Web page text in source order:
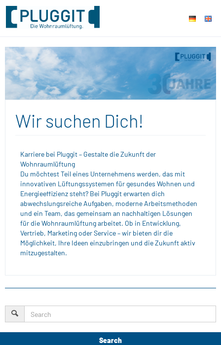
Wir suchen Dich!
Karriere bei Pluggit – Gestalte die Zukunft der
Wohnraumlüftung
Du möchtest Teil eines Unternehmens werden, das mit
innovativen Lüftungssystemen für gesundes Wohnen und
Energieeffizienz steht? Bei Pluggit erwarten dich
abwechslungsreiche Aufgaben, moderne Arbeitsmethoden
und ein Team, das gemeinsam an nachhaltigen Lösungen
für die Wohnraumlüftung arbeitet. Ob in Entwicklung,
Vertrieb, Marketing oder Service – wir bieten dir die
Möglichkeit, Ihre Ideen einzubringen und die Zukunft aktiv
mitzugestalten.
Search